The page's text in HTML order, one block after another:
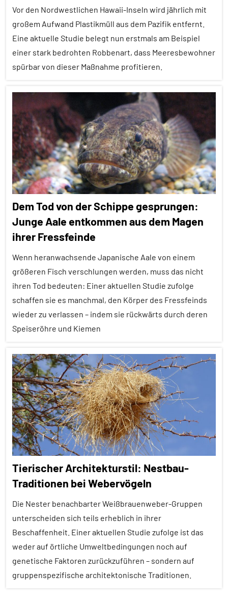
aller
Kürze
Insekten
Wirbellose
Vor den Nordwestlichen Hawaii-Inseln wird jährlich mit
großem Aufwand Plastikmüll aus dem Pazifik entfernt.
Eine aktuelle Studie belegt nun erstmals am Beispiel
einer stark bedrohten Robbenart, dass Meeresbewohner
spürbar von dieser Maßnahme profitieren.
Alle
Artikel
Alle
Themen
Alle
Tiergruppen
Forschung
aktuell
Klimawandel
und
Einflüsse
Wirbeltiere
Dem Tod von der Schippe gesprungen:
Junge Aale entkommen aus dem Magen
ihrer Fressfeinde
Wenn heranwachsende Japanische Aale von einem
größeren Fisch verschlungen werden, muss das nicht
ihren Tod bedeuten: Einer aktuellen Studie zufolge
schaffen sie es manchmal, den Körper des Fressfeinds
wieder zu verlassen – indem sie rückwärts durch deren
Speiseröhre und Kiemen
Alle
Artikel
Alle
Themen
Alle
Tiergruppen
Fische
Forschung
aktuell
Fressfeinde
In
aller
Kürze
Spezies
Tierischer Architekturstil: Nestbau-
Traditionen bei Webervögeln
Die Nester benachbarter Weißbrauenweber-Gruppen
unterscheiden sich teils erheblich in ihrer
Beschaffenheit. Einer aktuellen Studie zufolge ist das
weder auf örtliche Umweltbedingungen noch auf
genetische Faktoren zurückzuführen – sondern auf
gruppenspezifische architektonische Traditionen.